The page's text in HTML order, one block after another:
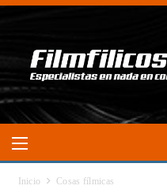
Inicio Cosas fílmicas